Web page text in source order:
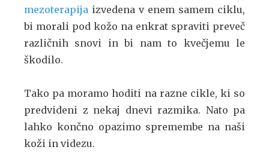
mezoterapija izvedena v enem samem ciklu,
bi morali pod kožo na enkrat spraviti preveč
različnih snovi in bi nam to kvečjemu le
škodilo.
Tako pa moramo hoditi na razne cikle, ki so
predvideni z nekaj dnevi razmika. Nato pa
lahko končno opazimo spremembe na naši
koži in videzu.